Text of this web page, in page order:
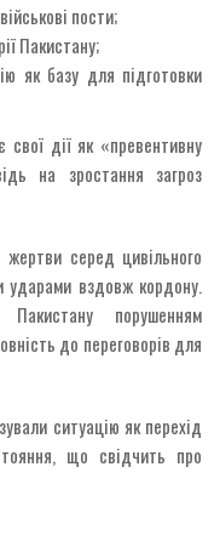
пости;
Пакистану;
як базу для підготовки
дії як «превентивну
на зростання загроз
серед цивільного
ударами вздовж кордону.
порушенням
до переговорів для
ситуацію як перехід
що свідчить про